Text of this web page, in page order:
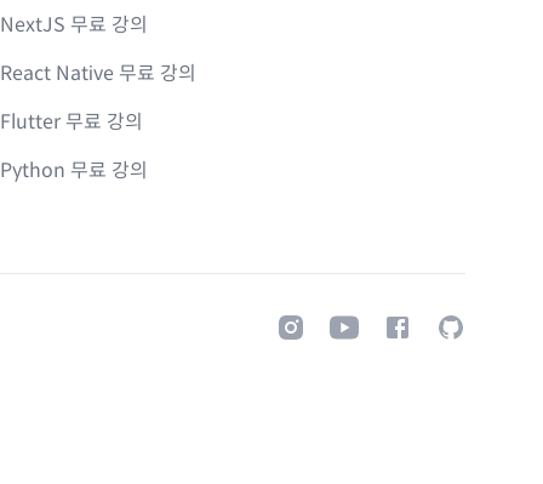
NextJS 무료 강의
React Native 무료 강의
Flutter 무료 강의
Python 무료 강의
InstagramYoutubeFacebookGitHub